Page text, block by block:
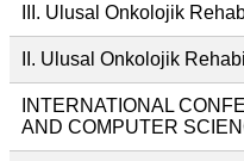
III. Ulusal Onkolojik
II. Ulusal Onkolojik
INTERNATIONAL
AND COMPUTER